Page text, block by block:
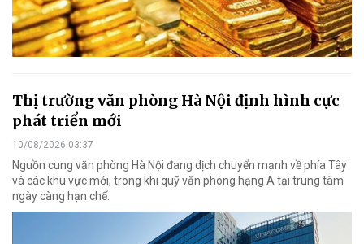
Thị trường văn phòng Hà Nội định hình cực
phát triển mới
10/08/2026 03:37
Nguồn cung văn phòng Hà Nội đang dịch chuyển mạnh về phía Tây
và các khu vực mới, trong khi quỹ văn phòng hạng A tại trung tâm
ngày càng hạn chế.